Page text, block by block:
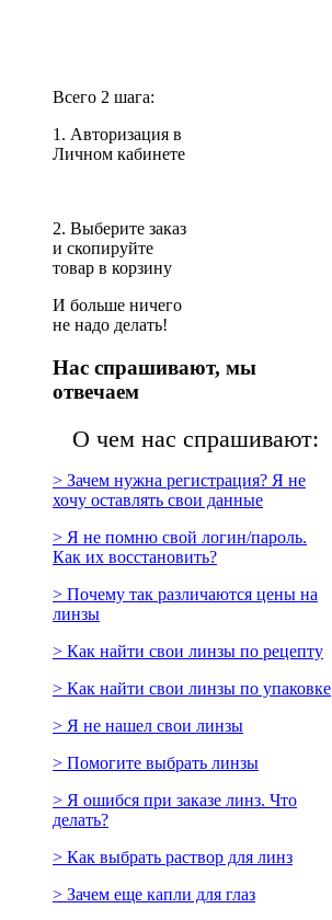
Всего 2 шага:
1. Авторизация в
Личном кабинете
2. Выберите заказ
и скопируйте
товар в корзину
И больше ничего
не надо делать!
Нас спрашивают, мы
отвечаем
О чем нас спрашивают:
> Зачем нужна регистрация? Я не
хочу оставлять свои данные
> Я не помню свой логин/пароль.
Как их восстановить?
> Почему так различаются цены на
линзы
> Как найти свои линзы по рецепту
> Как найти свои линзы по упаковке
> Я не нашел свои линзы
> Помогите выбрать линзы
> Я ошибся при заказе линз. Что
делать?
> Как выбрать раствор для линз
> Зачем еще капли для глаз